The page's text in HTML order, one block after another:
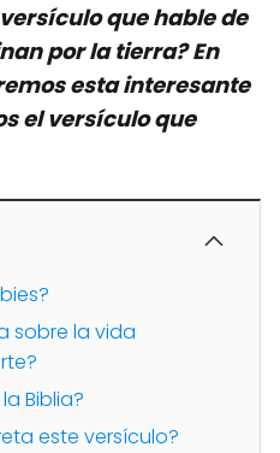
que hable de
por la tierra? En
esta interesante
el versículo que
sobre la vida
Biblia?
este versículo?